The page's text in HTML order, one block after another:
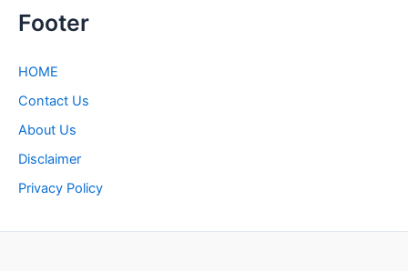
Footer
HOME
Contact Us
About Us
Disclaimer
Privacy Policy